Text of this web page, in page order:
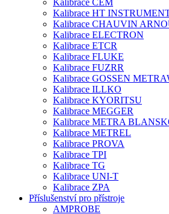
Kalibrace HT
Kalibrace CHAUVIN
Kalibrace ELECTRON
Kalibrace ETCR
Kalibrace FLUKE
Kalibrace FUZRR
Kalibrace GOSSEN
Kalibrace ILLKO
Kalibrace KYORITSU
Kalibrace MEGGER
Kalibrace METRA
Kalibrace METREL
Kalibrace PROVA
Kalibrace TPI
Kalibrace TG
Kalibrace UNI-T
Kalibrace ZPA
Příslušenství pro přístroje
AMPROBE